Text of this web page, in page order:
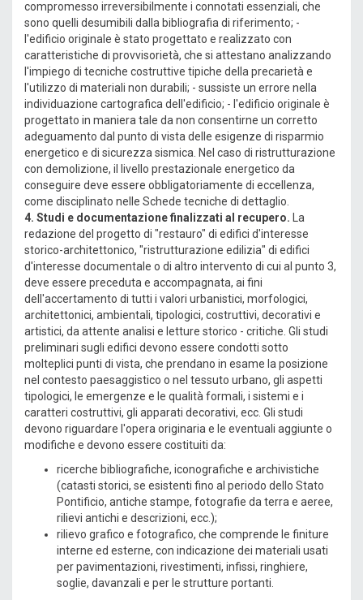
compromesso irreversibilmente i connotati essenziali, che
sono quelli desumibili dalla bibliografia di riferimento; -
l'edificio originale è stato progettato e realizzato con
caratteristiche di provvisorietà, che si attestano analizzando
l'impiego di tecniche costruttive tipiche della precarietà e
l'utilizzo di materiali non durabili; - sussiste un errore nella
individuazione cartografica dell'edificio; - l'edificio originale è
progettato in maniera tale da non consentirne un corretto
adeguamento dal punto di vista delle esigenze di risparmio
energetico e di sicurezza sismica. Nel caso di ristrutturazione
con demolizione, il livello prestazionale energetico da
conseguire deve essere obbligatoriamente di eccellenza,
come disciplinato nelle Schede tecniche di dettaglio.
4. Studi e documentazione finalizzati al recupero. La
redazione del progetto di "restauro" di edifici d'interesse
storico-architettonico, "ristrutturazione edilizia" di edifici
d'interesse documentale o di altro intervento di cui al punto 3,
deve essere preceduta e accompagnata, ai fini
dell'accertamento di tutti i valori urbanistici, morfologici,
architettonici, ambientali, tipologici, costruttivi, decorativi e
artistici, da attente analisi e letture storico - critiche. Gli studi
preliminari sugli edifici devono essere condotti sotto
molteplici punti di vista, che prendano in esame la posizione
nel contesto paesaggistico o nel tessuto urbano, gli aspetti
tipologici, le emergenze e le qualità formali, i sistemi e i
caratteri costruttivi, gli apparati decorativi, ecc. Gli studi
devono riguardare l'opera originaria e le eventuali aggiunte o
modifiche e devono essere costituiti da:
ricerche bibliografiche, iconografiche e archivistiche
(catasti storici, se esistenti fino al periodo dello Stato
Pontificio, antiche stampe, fotografie da terra e aeree,
rilievi antichi e descrizioni, ecc.);
rilievo grafico e fotografico, che comprende le finiture
interne ed esterne, con indicazione dei materiali usati
per pavimentazioni, rivestimenti, infissi, ringhiere,
soglie, davanzali e per le strutture portanti.